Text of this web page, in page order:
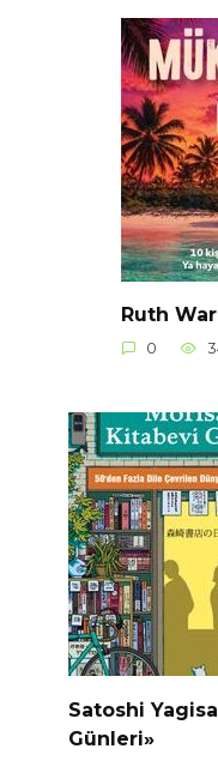
Ruth
0
Satoshi
Günleri»